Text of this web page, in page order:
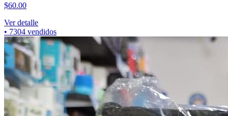
$60.00
Ver detalle
• 7304 vendidos